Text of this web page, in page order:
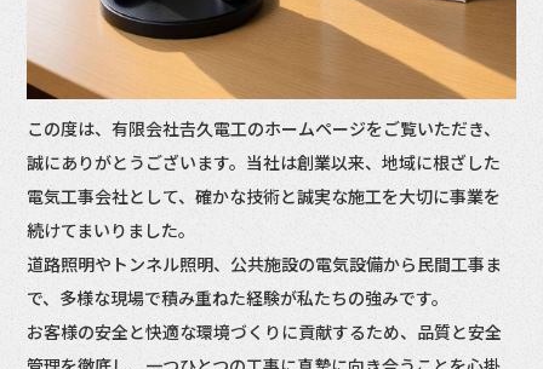
この度は、有限会社𠮷久電工のホームページをご覧いただき、
誠にありがとうございます。当社は創業以来、地域に根ざした
電気工事会社として、確かな技術と誠実な施工を大切に事業を
続けてまいりました。
道路照明やトンネル照明、公共施設の電気設備から民間工事ま
で、多様な現場で積み重ねた経験が私たちの強みです。
お客様の安全と快適な環境づくりに貢献するため、品質と安全